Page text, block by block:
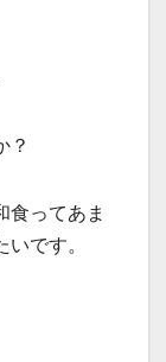
？
食ってあま
です。